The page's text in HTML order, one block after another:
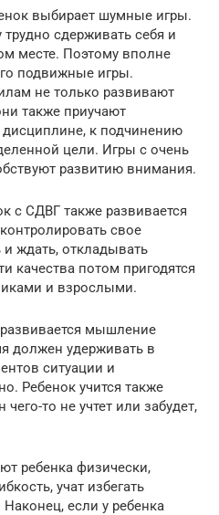
выбирает шумные игры.
сдерживать себя и
месте. Поэтому вполне
подвижные игры.
не только развивают
также приучают
дисциплине, к подчинению
цели. Игры с очень
развитию внимания.
с СДВГ также развивается
свое
и ждать, откладывать
качества потом пригодятся
и взрослыми.
мышление
должен удерживать в
ситуации и
Ребенок учится также
то не учтет или забудет,
ребенка физически,
учат избегать
если у ребенка